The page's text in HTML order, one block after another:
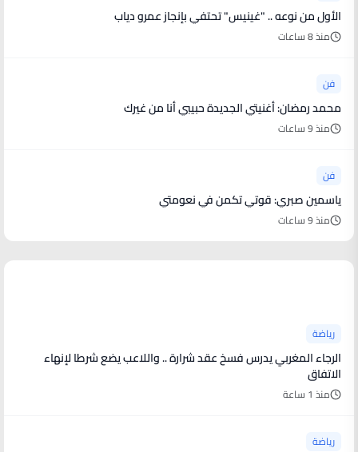
الأول من نوعه .. "غينيس" تحتفي بإنجاز عمرو دياب
منذ 8 ساعات
فن
محمد رمضان: أغنيتي الجديدة حبيبي أنا من غيرك
منذ 9 ساعات
فن
ياسمين صبري: قوتي تكمن في نعومتي
منذ 9 ساعات
رياضة
الرجاء المغربي يدرس فسخ عقد شرارة .. واللاعب يضع شرطا لإنهاء
الاتفاق
منذ 1 ساعة
رياضة